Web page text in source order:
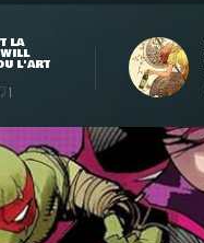
LA
L'ART
1